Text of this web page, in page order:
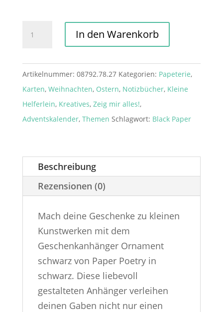
Geschenkanhänger
Menge
In den Warenkorb
Artikelnummer: 08792.78.27 Kategorien: Papeterie,
Karten, Weihnachten, Ostern, Notizbücher, Kleine
Helferlein, Kreatives, Zeig mir alles!,
Adventskalender, Themen Schlagwort: Black Paper
Beschreibung
Rezensionen (0)
Mach deine Geschenke zu kleinen
Kunstwerken mit dem
Geschenkanhänger Ornament
schwarz von Paper Poetry in
schwarz. Diese liebevoll
gestalteten Anhänger verleihen
deinen Gaben nicht nur einen